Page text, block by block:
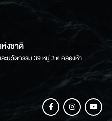
งชาติ
ะนวัตกรรม 39 หมู่ 3 ต.คลองห้า